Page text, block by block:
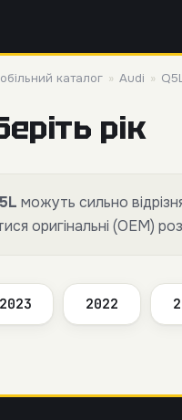
каталог » Audi »
рік
можуть сильно
оригінальні (OEM)
2023 2022